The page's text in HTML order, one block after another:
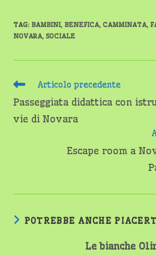
TAG: BAMBINI, BENEFICA, CAMMINATA,
NOVARA, SOCIALE
Leggi
articoli
Articolo precedente
Passeggiata didattica con
vie di Novara
Escape room a
POTREBBE ANCHE
Le bianche